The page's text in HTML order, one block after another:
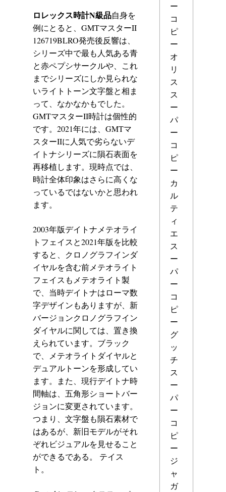
ロレックス時計N級品自身を
例にとると、GMTマスターII
126719BLRO発売後反響は、
シリーズ中で最も人気ある青
と赤ペプシサークルや、これ
までシリーズにしか見られな
いライトトーン文字盤と相ま
って、なかなかもでした。
GMTマスターII時計は個性的
です。2021年には、GMTマ
スターIIに人気で劣らないデ
イトナシリーズに隕石表面を
再移植します。現時点では、
時計全体印象はさらに高くな
っているではないかと思われ
ます。
2003年版デイトナメテオライ
トフェイスと2021年版を比較
すると、クロノグラフインダ
イヤルを含む前メテオライト
フェイスもメテオライト製
で、当時デイトナはローマ数
字デザインもありますが、新
バージョンクロノグラフイン
ダイヤルに関しては、置き換
えられています。ブラック
で、メテオライトダイヤルと
デュアルトーンを形成してい
ます。また、現行デイトナ時
間軸は、五角形ショートバー
ジョンに変更されています。
つまり、文字盤も隕石素材で
はあるが、新旧モデルがそれ
ぞれビジュアルを見せること
ができるである。 テイス
ト。
ー
コ
ピ
ー
オ
リ
ス
ス
ー
パ
ー
コ
ピ
ー
カ
ル
テ
ィ
エ
ス
ー
パ
ー
コ
ピ
ー
グ
ッ
チ
ス
ー
パ
ー
コ
ピ
ー
ジ
ャ
ガ